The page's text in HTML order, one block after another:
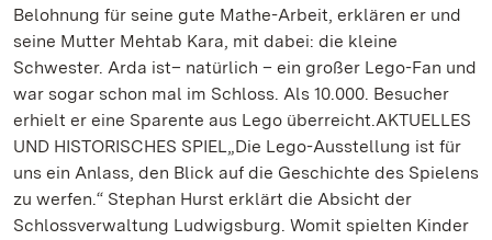
Belohnung für seine gute Mathe-Arbeit, erklären er und
seine Mutter Mehtab Kara, mit dabei: die kleine
Schwester. Arda ist– natürlich – ein großer Lego-Fan und
war sogar schon mal im Schloss. Als 10.000. Besucher
erhielt er eine Sparente aus Lego überreicht.AKTUELLES
UND HISTORISCHES SPIEL„Die Lego-Ausstellung ist für
uns ein Anlass, den Blick auf die Geschichte des Spielens
zu werfen.“ Stephan Hurst erklärt die Absicht der
Schlossverwaltung Ludwigsburg. Womit spielten Kinder